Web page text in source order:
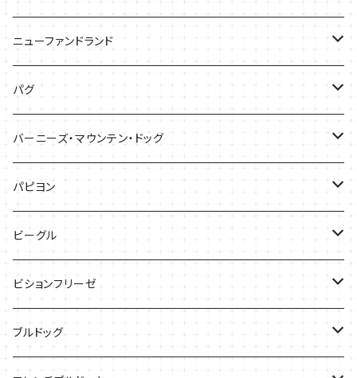
バッグ
ケース
バッグ
ケース
Tシャツ
バッグ
ケース
ニューファンドランド
Ｔシャツ
バッグ
雑貨
パグ
Tシャツ
バッグ
バーニーズ・マウンテン・ドッグ
Tシャツ
バッグ
ケース
パピヨン
ケース
バッグ
ビーグル
Tシャツ
ケース
ビションフリーゼ
Tシャツ
ブルドッグ